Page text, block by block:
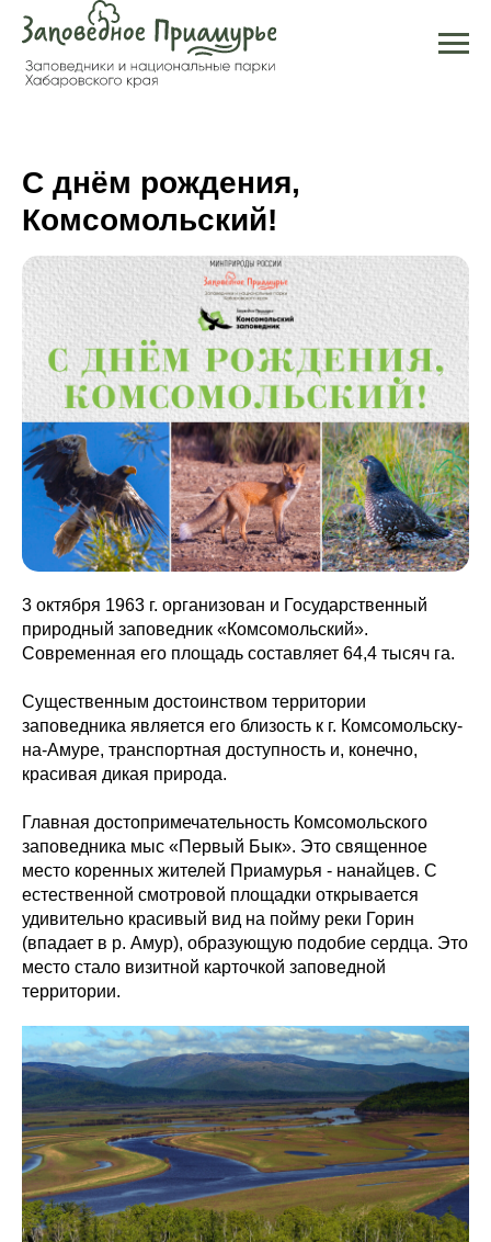
С днём рождения,
Комсомольский!
3 октября 1963 г. организован и Государственный
природный заповедник «Комсомольский».
Современная его площадь составляет 64,4 тысяч га.
Существенным достоинством территории
заповедника является его близость к г. Комсомольску-
на-Амуре, транспортная доступность и, конечно,
красивая дикая природа.
Главная достопримечательность Комсомольского
заповедника мыс «Первый Бык». Это священное
место коренных жителей Приамурья - нанайцев. С
естественной смотровой площадки открывается
удивительно красивый вид на пойму реки Горин
(впадает в р. Амур), образующую подобие сердца. Это
место стало визитной карточкой заповедной
территории.